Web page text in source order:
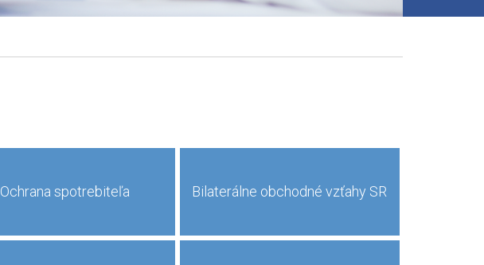
Ochrana spotrebiteľa Bilaterálne obchodné vzťahy SR